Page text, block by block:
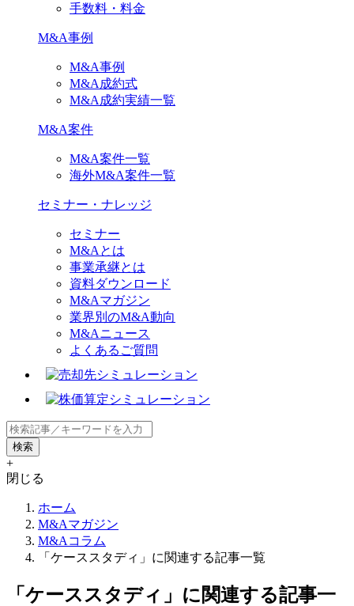
手数料・料金
M&A事例
M&A事例
M&A成約式
M&A成約実績一覧
M&A案件
M&A案件一覧
海外M&A案件一覧
セミナー・ナレッジ
セミナー
M&Aとは
事業承継とは
資料ダウンロード
M&Aマガジン
業界別のM&A動向
M&Aニュース
よくあるご質問
+
閉じる
ホーム
M&Aマガジン
M&Aコラム
「ケーススタディ」に関連する記事一覧
「ケーススタディ」に関連する記事一